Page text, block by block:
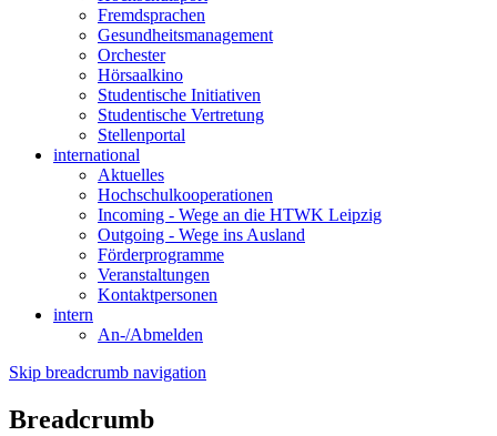
Fremdsprachen
Gesundheitsmanagement
Orchester
Hörsaalkino
Studentische Initiativen
Studentische Vertretung
Stellenportal
international
Aktuelles
Hochschulkooperationen
Incoming - Wege an die HTWK Leipzig
Outgoing - Wege ins Ausland
Förderprogramme
Veranstaltungen
Kontaktpersonen
intern
An-/Abmelden
Skip breadcrumb navigation
Breadcrumb